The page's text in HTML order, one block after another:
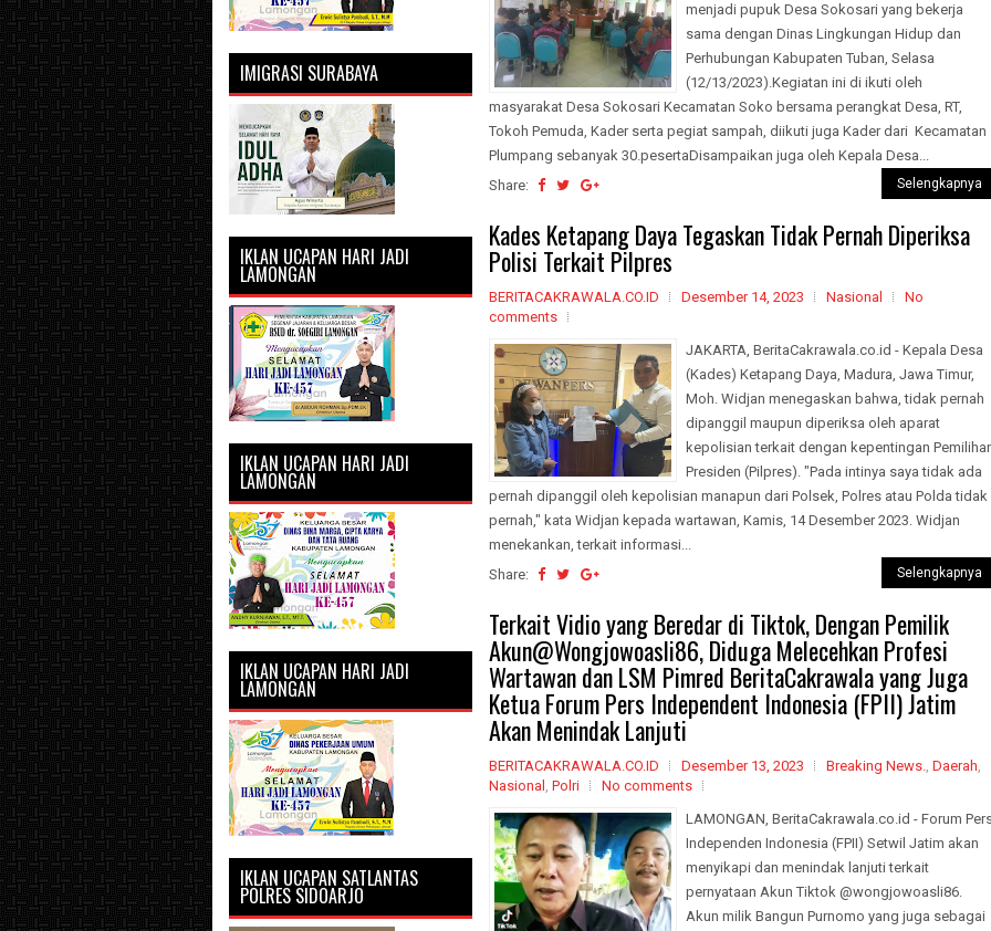
menjadi pupuk Desa Sokosari yang bekerja
sama dengan Dinas Lingkungan Hidup dan
Perhubungan Kabupaten Tuban, Selasa
(12/13/2023).Kegiatan ini di ikuti oleh
masyarakat Desa Sokosari Kecamatan Soko bersama perangkat Desa, RT,
Tokoh Pemuda, Kader serta pegiat sampah, diikuti juga Kader dari Kecamatan
Plumpang sebanyak 30.pesertaDisampaikan juga oleh Kepala Desa...
Share:
Selengkapnya
Kades Ketapang Daya Tegaskan Tidak Pernah Diperiksa
Polisi Terkait Pilpres
BERITACAKRAWALA.CO.ID Desember 14, 2023 Nasional
No
comments
JAKARTA, BeritaCakrawala.co.id - Kepala Desa
(Kades) Ketapang Daya, Madura, Jawa Timur,
Moh. Widjan menegaskan bahwa, tidak pernah
dipanggil maupun diperiksa oleh aparat
kepolisian terkait dengan kepentingan
Presiden (Pilpres). "Pada intinya saya tidak ada
pernah dipanggil oleh kepolisian manapun dari Polsek, Polres atau Polda tidak
pernah," kata Widjan kepada wartawan, Kamis, 14 Desember 2023. Widjan
menekankan, terkait informasi...
Share:
Selengkapnya
Terkait Vidio yang Beredar di Tiktok, Dengan Pemilik
Akun@Wongjowoasli86, Diduga Melecehkan Profesi
Wartawan dan LSM Pimred BeritaCakrawala yang Juga
Ketua Forum Pers Independent Indonesia (FPII) Jatim
Akan Menindak Lanjuti
BERITACAKRAWALA.CO.ID Desember 13, 2023 Breaking News., Daerah,
Nasional , Polri
No comments
LAMONGAN, BeritaCakrawala.co.id - Forum
Independen Indonesia (FPII) Setwil Jatim akan
menyikapi dan menindak lanjuti terkait
pernyataan Akun Tiktok @wongjowoasli86.
Akun milik Bangun Purnomo yang juga sebagai
IMIGRASI SURABAYA
IKLAN UCAPAN HARI JADI
LAMONGAN
IKLAN UCAPAN HARI JADI
LAMONGAN
IKLAN UCAPAN HARI JADI
LAMONGAN
IKLAN UCAPAN SATLANTAS
POLRES SIDOARJO